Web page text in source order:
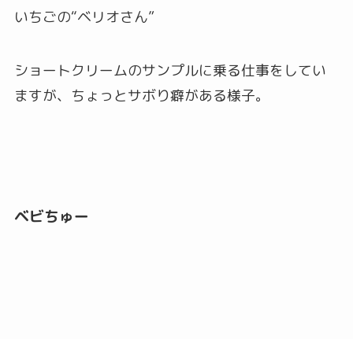
いちごの“ベリオさん”
ショートクリームのサンプルに乗る仕事をしてい
ますが、ちょっとサボり癖がある様子。
ベビちゅー